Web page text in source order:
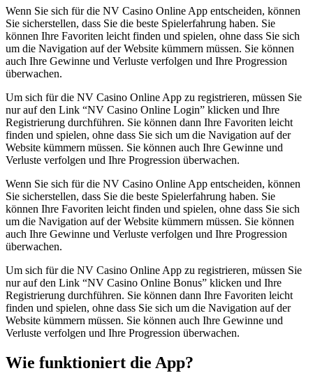
Wenn Sie sich für die NV Casino Online App entscheiden, können
Sie sicherstellen, dass Sie die beste Spielerfahrung haben. Sie
können Ihre Favoriten leicht finden und spielen, ohne dass Sie sich
um die Navigation auf der Website kümmern müssen. Sie können
auch Ihre Gewinne und Verluste verfolgen und Ihre Progression
überwachen.
Um sich für die NV Casino Online App zu registrieren, müssen Sie
nur auf den Link “NV Casino Online Login” klicken und Ihre
Registrierung durchführen. Sie können dann Ihre Favoriten leicht
finden und spielen, ohne dass Sie sich um die Navigation auf der
Website kümmern müssen. Sie können auch Ihre Gewinne und
Verluste verfolgen und Ihre Progression überwachen.
Wenn Sie sich für die NV Casino Online App entscheiden, können
Sie sicherstellen, dass Sie die beste Spielerfahrung haben. Sie
können Ihre Favoriten leicht finden und spielen, ohne dass Sie sich
um die Navigation auf der Website kümmern müssen. Sie können
auch Ihre Gewinne und Verluste verfolgen und Ihre Progression
überwachen.
Um sich für die NV Casino Online App zu registrieren, müssen Sie
nur auf den Link “NV Casino Online Bonus” klicken und Ihre
Registrierung durchführen. Sie können dann Ihre Favoriten leicht
finden und spielen, ohne dass Sie sich um die Navigation auf der
Website kümmern müssen. Sie können auch Ihre Gewinne und
Verluste verfolgen und Ihre Progression überwachen.
Wie funktioniert die App?